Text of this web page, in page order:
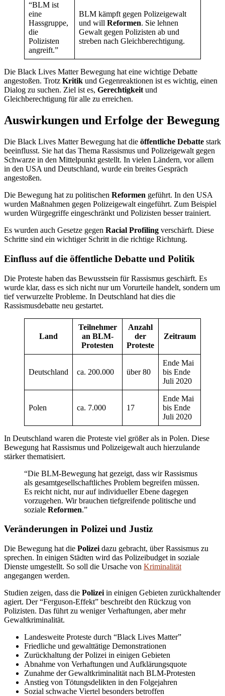
“BLM ist
eine
Hassgruppe,
die
Polizisten
angreift.”
BLM kämpft gegen Polizeigewalt
und will Reformen. Sie lehnen
Gewalt gegen Polizisten ab und
streben nach Gleichberechtigung.
Die Black Lives Matter Bewegung hat eine wichtige Debatte
angestoßen. Trotz Kritik und Gegenreaktionen ist es wichtig, einen
Dialog zu suchen. Ziel ist es, Gerechtigkeitund
Gleichberechtigung für alle zu erreichen.
Auswirkungen und Erfolge der Bewegung
Die Black Lives Matter Bewegung hat die öffentliche Debatte stark
beeinflusst. Sie hat das Thema Rassismus und Polizeigewalt gegen
Schwarze in den Mittelpunkt gestellt. In vielen Ländern, vor allem
in den USA und Deutschland, wurde ein breites Gespräch
angestoßen.
Die Bewegung hat zu politischen Reformen geführt. In den USA
wurden Maßnahmen gegen Polizeigewalt eingeführt. Zum Beispiel
wurden Würgegriffe eingeschränkt und Polizisten besser trainiert.
Es wurden auch Gesetze gegen Racial Profiling verschärft. Diese
Schritte sind ein wichtiger Schritt in die richtige Richtung.
Einfluss auf die öffentliche Debatte und Politik
Die Proteste haben das Bewusstsein für Rassismus geschärft. Es
wurde klar, dass es sich nicht nur um Vorurteile handelt, sondern um
tief verwurzelte Probleme. In Deutschland hat dies die
Rassismusdebatte neu gestartet.
Land
Teilnehmer
an BLM-
Protesten
Anzahl
der
Proteste
Zeitraum
Deutschland ca. 200.000 über 80
Ende Mai
bis Ende
Juli 2020
Polen ca. 7.000 17
Ende Mai
bis Ende
Juli 2020
In Deutschland waren die Proteste viel größer als in Polen. Diese
Bewegung hat Rassismus und Polizeigewalt auch hierzulande
stärker thematisiert.
“Die BLM-Bewegung hat gezeigt, dass wir Rassismus
als gesamtgesellschaftliches Problem begreifen müssen.
Es reicht nicht, nur auf individueller Ebene dagegen
vorzugehen. Wir brauchen tiefgreifende politische und
soziale Reformen.”
Veränderungen in Polizei und Justiz
Die Bewegung hat die Polizei dazu gebracht, über Rassismus zu
sprechen. In einigen Städten wird das Polizeibudget in soziale
Dienste umgestellt. So soll die Ursache von Kriminalität
angegangen werden.
Studien zeigen, dass die Polizei in einigen Gebieten zurückhaltender
agiert. Der “Ferguson-Effekt” beschreibt den Rückzug von
Polizisten. Das führt zu weniger Verhaftungen, aber mehr
Gewaltkriminalität.
Landesweite Proteste durch “Black Lives Matter”
Friedliche und gewalttätige Demonstrationen
Zurückhaltung der Polizei in einigen Gebieten
Abnahme von Verhaftungen und Aufklärungsquote
Zunahme der Gewaltkriminalität nach BLM-Protesten
Anstieg von Tötungsdelikten in den Folgejahren
Sozial schwache Viertel besonders betroffen